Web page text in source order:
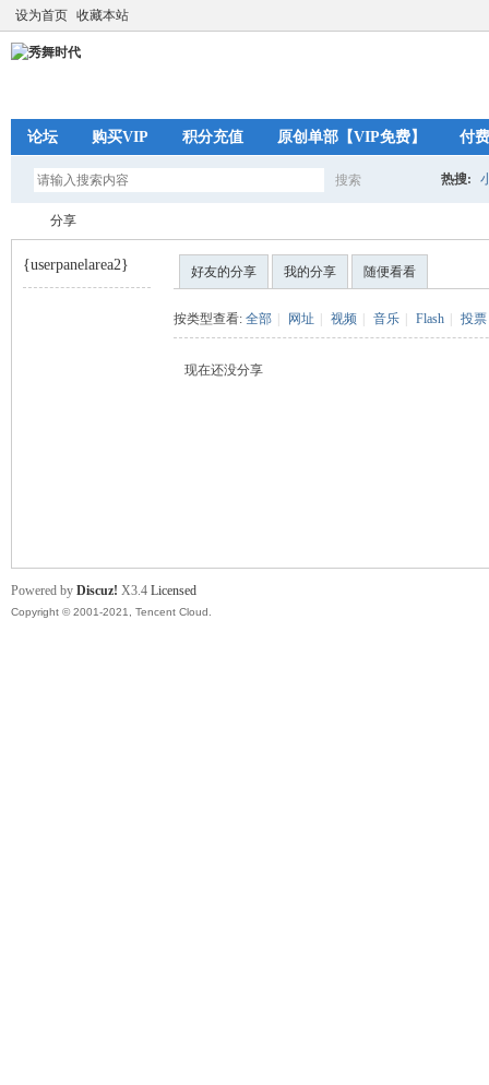
设为首页 收藏本站
论坛 购买VIP 积分充值 原创单部【VIP免费】 付
搜索 热搜:
分享
{userpanelarea2} 好友的分享 我的分享 随便看看
按类型查看: 全部 网址 视频 音乐 Flash 投票
现在还没分享
Powered by Discuz! X3.4 Licensed
Copyright © 2001-2021, Tencent Cloud.